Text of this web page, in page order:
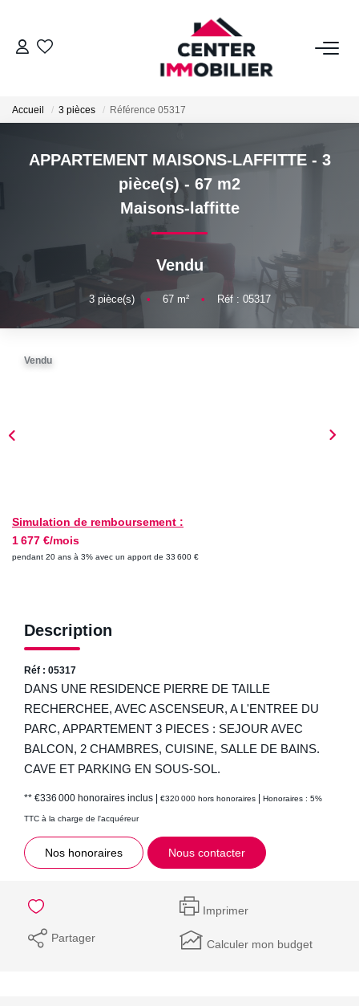
ACHETER
LOUER
Nos Biens
Déposer Un Dossier
FAIRE GÉRER
Accueil 3 pièces Référence 05317
APPARTEMENT MAISONS-LAFFITTE - 3
pièce(s) - 67 m2
Maisons-laffitte
Vendu
3pièce(s) • 67m² • Réf : 05317
Vendu
Simulation de remboursement :
1 677 €/mois
pendant 20 ans à 3% avec un apport de 33 600 €
Description
Réf : 05317
DANS UNE RESIDENCE PIERRE DE TAILLE
RECHERCHEE, AVEC ASCENSEUR, A L'ENTREE DU
PARC, APPARTEMENT 3 PIECES : SEJOUR AVEC
BALCON, 2 CHAMBRES, CUISINE, SALLE DE BAINS.
CAVE ET PARKING EN SOUS-SOL.
** €336 000 honoraires inclus | €320 000 hors honoraires | Honoraires : 5%
TTC à la charge de l'acquéreur
Nos honoraires Nous contacter
Imprimer
Partager Calculer mon budget